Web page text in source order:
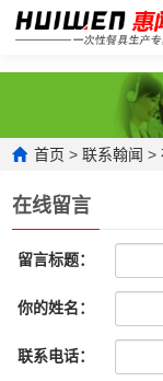
首页 >联系翰闻 >
在线留言
留言标题：
你的姓名：
联系电话：